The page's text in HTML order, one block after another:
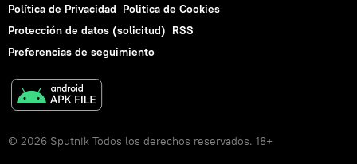
Política de Privacidad Politica de Cookies
Protección de datos (solicitud) RSS
Preferencias de seguimiento
© 2026 Sputnik Todos los derechos reservados. 18+